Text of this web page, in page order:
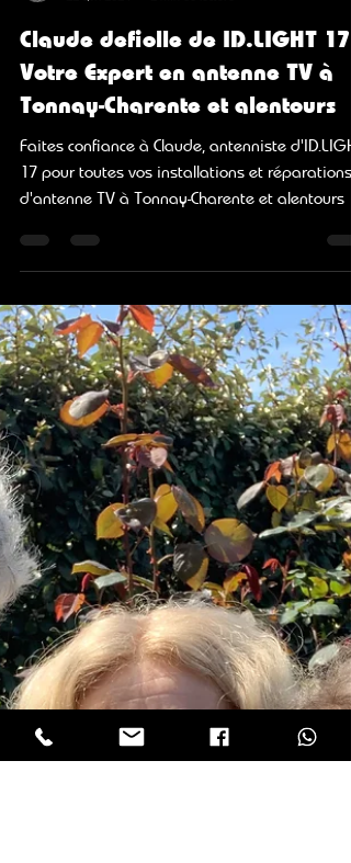
Claude Defiolle
Tonnay-Charente et alentours
Faites confiance à Claude, antenniste
17 pour toutes vos installations et réparations
d'antenne TV à Tonnay-Charente et alentours